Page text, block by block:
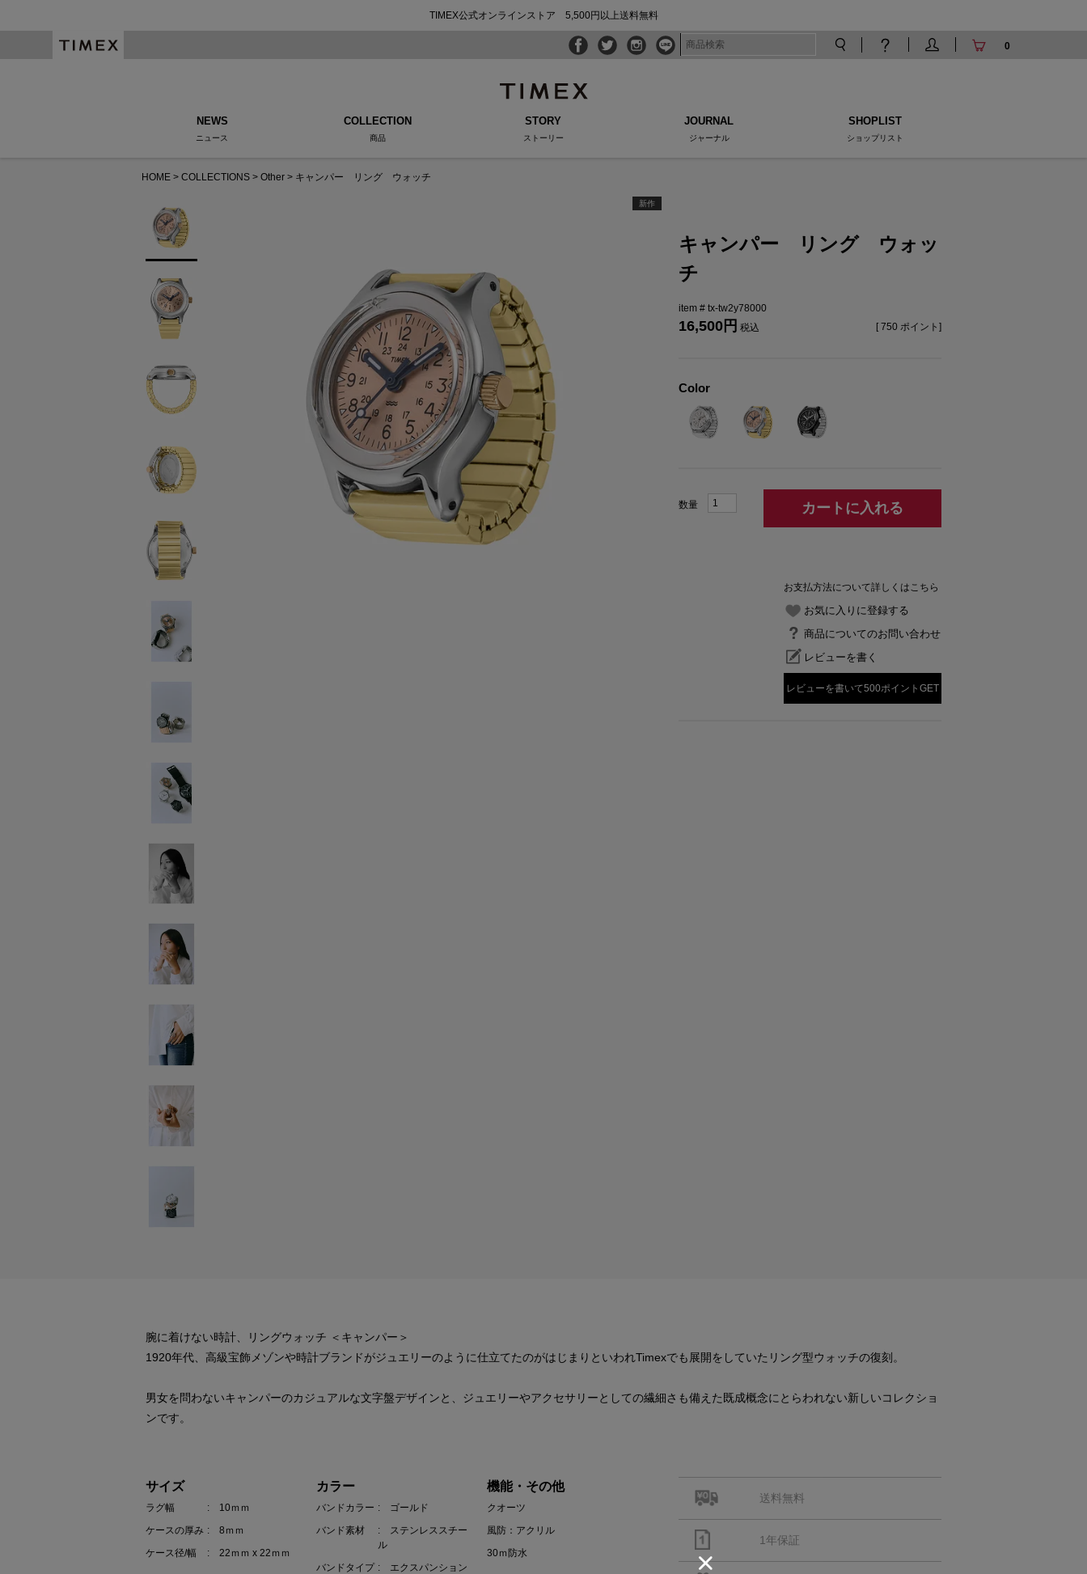
TIMEX公式オンラインストア 5,500円以上送料無料
0
NEWS
ニュース
COLLECTION
商品
STORY
ストーリー
JOURNAL
ジャーナル
SHOPLIST
ショップリスト
HOME COLLECTIONS Other キャンパー リング ウォッチ
新作
キャンパー リング ウォッ
チ
tx-tw2y78000
16,500 税込 [ 750 ポイント]
Color
カートに入れる
お支払方法について詳しくはこちら
お気に入りに登録する
商品についてのお問い合わせ
レビューを書く
レビューを書いて500ポイントGET
腕に着けない時計、リングウォッチ ＜キャンパー＞
1920年代、高級宝飾メゾンや時計ブランドがジュエリーのように仕立てたのがはじまりといわれTimexでも展開をしていたリング型ウォッチの復刻。
男女を問わないキャンパーのカジュアルな文字盤デザインと、ジュエリーやアクセサリーとしての繊細さも備えた既成概念にとらわれない新しいコレクショ
ンです。
サイズ
ラグ幅
: 10ｍｍ
ケースの厚み : 8ｍｍ
ケース径/幅
: 22ｍｍ x 22ｍｍ
カラー
バンドカラー : ゴールド
バンド素材
: ステンレススチー
ル
バンドタイプ : エクスパンション
機能・その他
クオーツ
風防：アクリル
30ｍ防水
送料無料
1年保証